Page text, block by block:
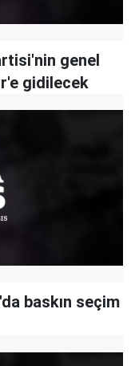
genel
gidilecek
baskın seçim